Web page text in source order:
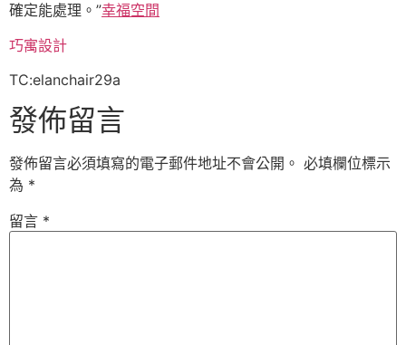
確定能處理。”幸福空間
巧寓設計
TC:elanchair29a
發佈留言
發佈留言必須填寫的電子郵件地址不會公開。 必填欄位標示
為 *
留言 *